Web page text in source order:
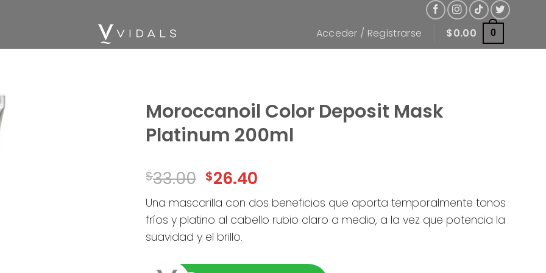
Acceder / Registrarse $0.00 0
Moroccanoil Color Deposit Mask
Platinum 200ml
$33.00 $26.40
Una mascarilla con dos beneficios que aporta temporalmente tonos
fríos y platino al cabello rubio claro a medio, a la vez que potencia la
suavidad y el brillo.